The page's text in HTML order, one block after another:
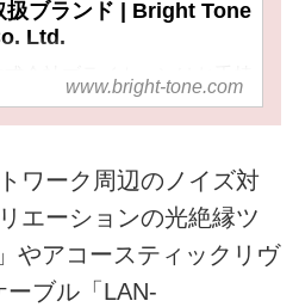
扱ブランド | Bright Tone
Ltd.
式会社ブライトーンはお手持
のオーディオをさらに一段高
に引き揚げる「突き抜けたオ
目的として各種音響機器（オ
ディオ、楽器、AV）の開
www.bright-tone.com
ワーク周辺のノイズ対
エーションの光絶縁ツ
やアコースティックリヴ
ーブル「LAN-